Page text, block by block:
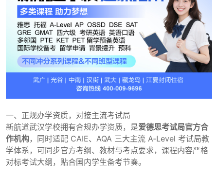
一、正规办学资质，对接主流考试局
新航道武汉学校拥有合规办学资质，是爱德思考试局官方合
作机构，同时适配 CAIE、AQA 三大主流 A‑Level 考试局教
学体系，可同步官方考纲、教材与考点要求，课程内容严格
对标考试大纲，贴合国内学生备考节奏。